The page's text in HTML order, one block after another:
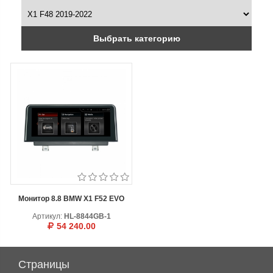
Выбрать категорию
Монитор 8.8 BMW X1 F52 EVO
Артикул: HL-8844GB-1
54 240.00
Страницы